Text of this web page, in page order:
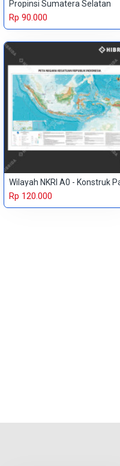
Propinsi Sumatera Selatan
Rp 90.000
Rp 120.000